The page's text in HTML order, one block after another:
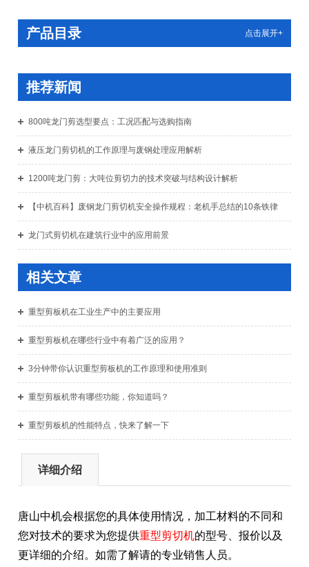
产品目录 点击展开+
推荐新闻
800吨龙门剪选型要点：工况匹配与选购指南
液压龙门剪切机的工作原理与废钢处理应用解析
1200吨龙门剪：大吨位剪切力的技术突破与结构设计解析
【中机百科】废钢龙门剪切机安全操作规程：老机手总结的10条铁律
龙门式剪切机在建筑行业中的应用前景
相关文章
重型剪板机在工业生产中的主要应用
重型剪板机在哪些行业中有着广泛的应用？
3分钟带你认识重型剪板机的工作原理和使用准则
重型剪板机带有哪些功能，你知道吗？
重型剪板机的性能特点，快来了解一下
详细介绍
唐山中机会根据您的具体使用情况，加工材料的不同和
您对技术的要求为您提供重型剪切机的型号、报价以及
更详细的介绍。如需了解请的专业销售人员。